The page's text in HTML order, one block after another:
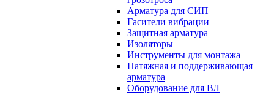
Арматура для СИП
Гасители вибрации
Защитная арматура
Изоляторы
Инструменты для монтажа
Натяжная и поддерживающая
арматура
Оборудование для ВЛ